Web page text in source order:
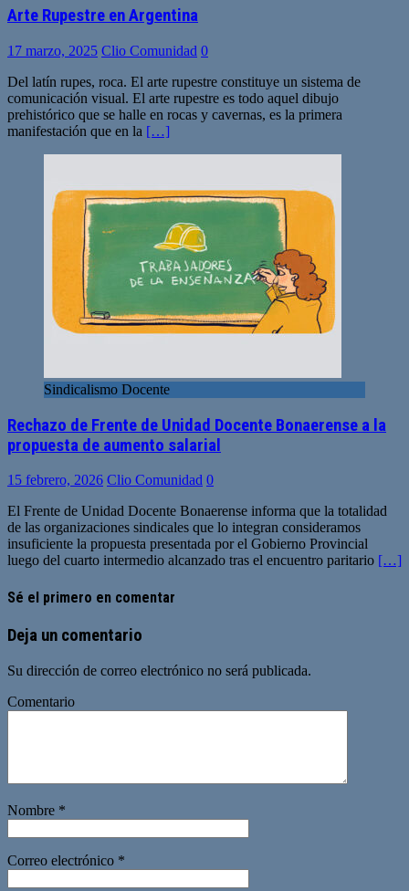
Arte Rupestre en Argentina
17 marzo, 2025 Clio Comunidad 0
Del latín rupes, roca. El arte rupestre constituye un sistema de
comunicación visual. El arte rupestre es todo aquel dibujo
prehistórico que se halle en rocas y cavernas, es la primera
manifestación que en la […]
Sindicalismo Docente
Rechazo de Frente de Unidad Docente Bonaerense a la
propuesta de aumento salarial
15 febrero, 2026 Clio Comunidad 0
El Frente de Unidad Docente Bonaerense informa que la totalidad
de las organizaciones sindicales que lo integran consideramos
insuficiente la propuesta presentada por el Gobierno Provincial
luego del cuarto intermedio alcanzado tras el encuentro paritario […]
Sé el primero en comentar
Deja un comentario
Su dirección de correo electrónico no será publicada.
Comentario
Nombre *
Correo electrónico *